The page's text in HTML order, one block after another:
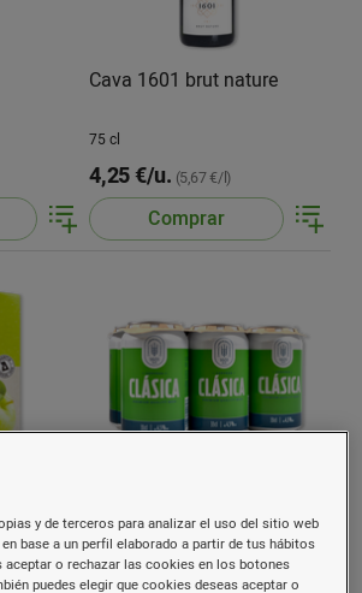
Cava 1601 brut nature
75 cl
4,25 €/u. (5,67 €/l)
Comprar
Cerveza 1601 paq. de 6 u.
de 33 cl
198 cl
y de terceros para analizar el uso del sitio web
base a un perfil elaborado a partir de tus hábitos
aceptar o rechazar las cookies en los botones
puedes elegir que cookies deseas aceptar o